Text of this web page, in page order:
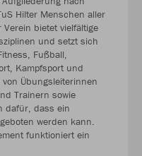
Hilter Menschen aller
bietet vielfältige
und setzt sich
Fußball,
Kampfsport und
Übungsleiterinnen
Trainern sowie
dafür, dass ein
werden kann.
funktioniert ein